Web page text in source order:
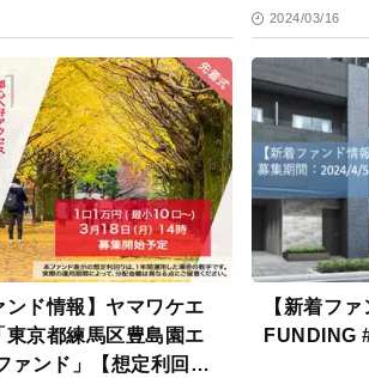
6.5％）
2024/03/16
ンド情報】ヤマワケエ
東京都練馬区豊島園エ
ァンド」【想定利回り
【新着フ
FUNDING